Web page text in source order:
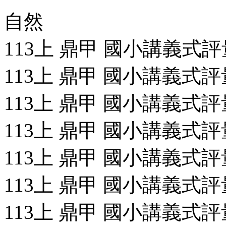
自然
113上 鼎甲 國小講義式
113上 鼎甲 國小講義式
113上 鼎甲 國小講義式
113上 鼎甲 國小講義式
113上 鼎甲 國小講義式
113上 鼎甲 國小講義式
113上 鼎甲 國小講義式